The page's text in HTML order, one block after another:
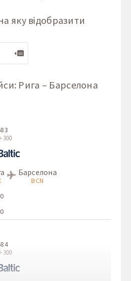
яку відобразити
Рига – Барселона
300
Барселона
BCN
300